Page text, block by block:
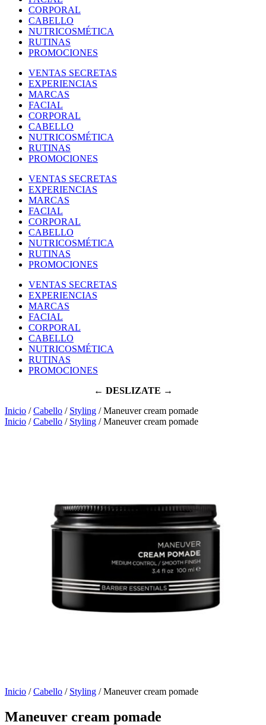
CORPORAL
CABELLO
NUTRICOSMÉTICA
RUTINAS
PROMOCIONES
VENTAS SECRETAS
EXPERIENCIAS
MARCAS
FACIAL
CORPORAL
CABELLO
NUTRICOSMÉTICA
RUTINAS
PROMOCIONES
VENTAS SECRETAS
EXPERIENCIAS
MARCAS
FACIAL
CORPORAL
CABELLO
NUTRICOSMÉTICA
RUTINAS
PROMOCIONES
VENTAS SECRETAS
EXPERIENCIAS
MARCAS
FACIAL
CORPORAL
CABELLO
NUTRICOSMÉTICA
RUTINAS
PROMOCIONES
← DESLIZATE →
Inicio /Cabello / Styling / Maneuver cream pomade
Inicio /Cabello / Styling / Maneuver cream pomade
Inicio /Cabello / Styling / Maneuver cream pomade
Maneuver cream pomade